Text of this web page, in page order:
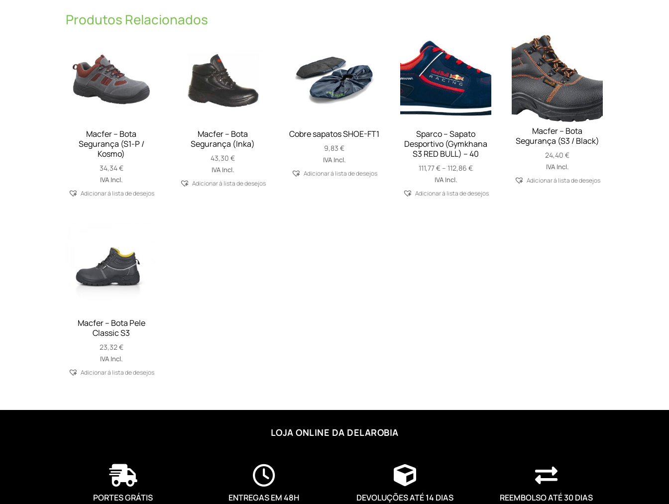
Produtos Relacionados
Macfer – Bota
Segurança (S1-P /
Kosmo)
34,34€
IVA Incl.
Adicionar á lista de desejos
Macfer – Bota
Segurança (Inka)
43,30€
IVA Incl.
Adicionar á lista de desejos
Cobre sapatos SHOE-FT1
9,83€
IVA Incl.
Adicionar á lista de desejos
Sparco – Sapato
Desportivo (Gymkhana
S3 RED BULL) – 40
111,77€ – 112,86€Price
through
IVA Incl.
Adicionar á lista de desejos
Macfer – Bota
Segurança (S3 / Black)
24,40€
IVA Incl.
Adicionar á lista de desejos
Macfer – Bota Pele
Classic S3
23,32€
IVA Incl.
Adicionar á lista de desejos
LOJA ONLINE DA DELAROBIA

PORTES GRÁTIS

ENTREGAS EM 48H

DEVOLUÇÕES ATÉ 14 DIAS

REEMBOLSO ATÉ 30 DIAS